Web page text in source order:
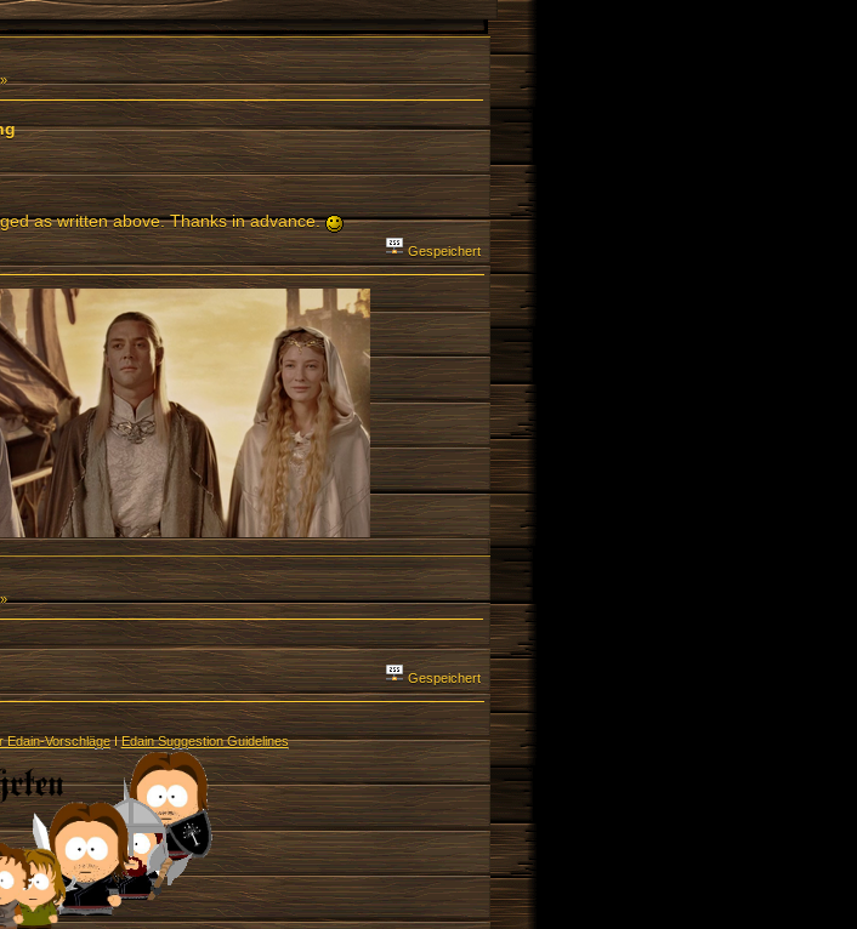
as written above. Thanks in advance.
Gespeichert
Gespeichert
Edain-VorschlägeIEdain Suggestion Guidelines